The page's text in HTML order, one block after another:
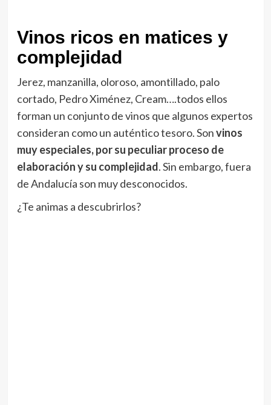
Vinos ricos en matices y
complejidad
Jerez, manzanilla, oloroso, amontillado, palo
cortado, Pedro Ximénez, Cream….todos ellos
forman un conjunto de vinos que algunos expertos
consideran como un auténtico tesoro. Sonvinos
muy especiales, por su peculiar proceso de
elaboración y su complejidad. Sin embargo, fuera
de Andalucía son muy desconocidos.
¿Te animas a descubrirlos?